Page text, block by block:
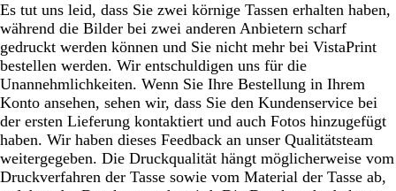
Es tut uns leid, dass Sie zwei körnige Tassen erhalten haben,
während die Bilder bei zwei anderen Anbietern scharf
gedruckt werden können und Sie nicht mehr bei VistaPrint
bestellen werden. Wir entschuldigen uns für die
Unannehmlichkeiten. Wenn Sie Ihre Bestellung in Ihrem
Konto ansehen, sehen wir, dass Sie den Kundenservice bei
der ersten Lieferung kontaktiert und auch Fotos hinzugefügt
haben. Wir haben dieses Feedback an unser Qualitätsteam
weitergegeben. Die Druckqualität hängt möglicherweise vom
Druckverfahren der Tasse sowie vom Material der Tasse ab,